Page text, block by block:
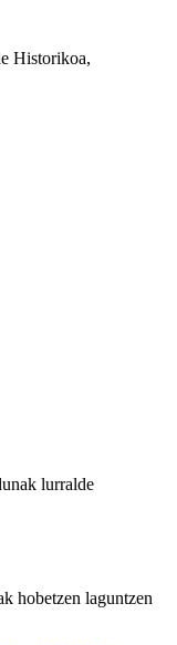
Historikoa,
lurralde
hobetzen laguntzen